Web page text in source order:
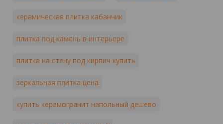
керамическая плитка кабанчик
плитка под камень в интерьере
плитка на стену под кирпич купить
зеркальная плитка цена
купить керамогранит напольный дешево